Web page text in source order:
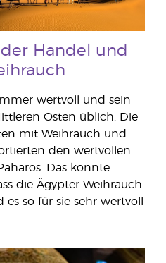
Handel und
wertvoll und sein
Osten üblich. Die
mit Weihrauch und
den wertvollen
Das könnte
die Ägypter Weihrauch
so für sie sehr wertvoll